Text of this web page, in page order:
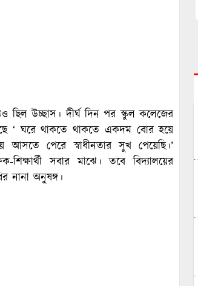
ছিল উচ্ছাস। দীর্ঘ দিন পর স্কুল কলেজের
‘ ঘরে থাকতে থাকতে একদম বোর হয়ে
আসতে পেরে স্বাধীনতার সুখ পেয়েছি।’
শিক্ষার্থী সবার মাঝে। তবে বিদ্যালয়ের
নানা অনুষঙ্গ।